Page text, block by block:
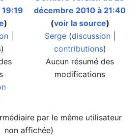
)
|
)
décembre 2010 à 21:40
(voir la source)
Serge (discussion|
contributions)
Aucun résumé des
modifications
par le même utilisateur
non affichée)